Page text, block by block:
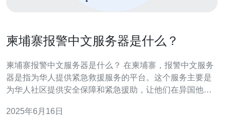
柬埔寨报警中文服务器是什么？
柬埔寨报警中文服务器是什么？ 在柬埔寨，报警中文服务
器是指为华人提供紧急救援服务的平台。这个服务主要是
为华人社区提供安全保障和紧急援助，让他们在异国他乡
紧急求助电话、24小时在线客服、紧急救援等。华人在遇
2025年6月16日